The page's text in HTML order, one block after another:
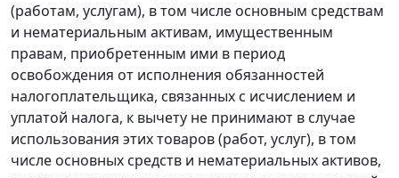
(работам, услугам), в том числе основным средствам
и нематериальным активам, имущественным
правам, приобретенным ими в период
освобождения от исполнения обязанностей
налогоплательщика, связанных с исчислением и
уплатой налога, к вычету не принимают в случае
использования этих товаров (работ, услуг), в том
числе основных средств и нематериальных активов,